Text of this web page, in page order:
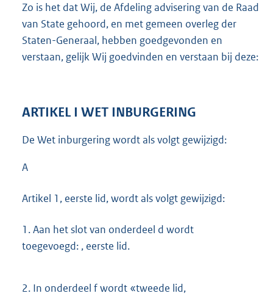
Zo is het dat Wij, de Afdeling advisering van de Raad
van State gehoord, en met gemeen overleg der
Staten-Generaal, hebben goedgevonden en
verstaan, gelijk Wij goedvinden en verstaan bij deze:
ARTIKEL I WET INBURGERING
De Wet inburgering wordt als volgt gewijzigd:
A
Artikel 1, eerste lid, wordt als volgt gewijzigd:
1.Aan het slot van onderdeel d wordt
toegevoegd: , eerste lid.
2. In onderdeel f wordt «tweede lid,